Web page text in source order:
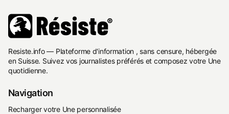
Resiste.info — Plateforme d'information , sans censure, hébergée
en Suisse. Suivez vos journalistes préférés et composez votre Une
quotidienne.
Navigation
Recharger votre Une personnalisée